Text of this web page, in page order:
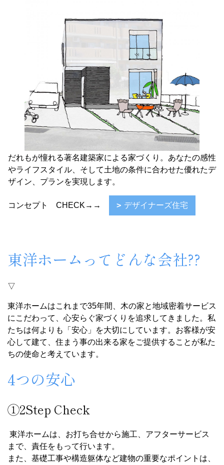
だれもが憧れる著名建築家による家づくり。あなたの感性
やライフスタイル、そして土地の条件に合わせた優れたデ
ザイン、プランを実現します。
コンセプト CHECK→→ デザイナーズ住宅
東洋ホームってどんな会社??
▽
東洋ホームはこれまで35年間、木の家と地域密着サービス
にこだわって、心安らぐ家づくりを追求してきました。私
たちは何よりも「安心」を大切にしています。お客様が安
心して建て、住まう事の出来る家をご提供することが私た
ちの使命と考えています。
4つの安心
①2Step Check
東洋ホームは、お打ち合せから施工、アフターサービス
まで、責任をもって行います。
また、基礎工事や構造躯体など建物の重要なポイントは、